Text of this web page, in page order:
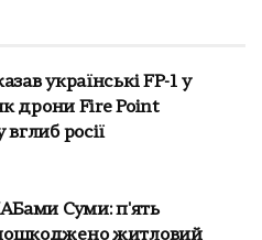
українські FP-1 у
дрони Fire Point
росії
Суми: п'ять
житловий